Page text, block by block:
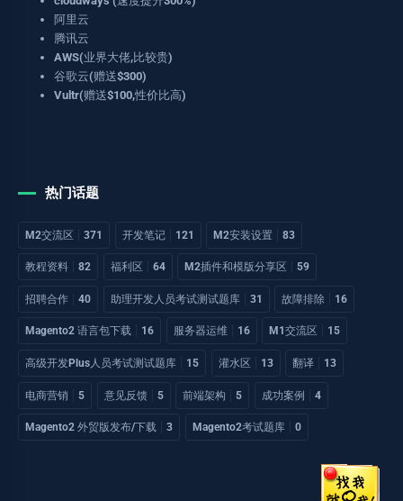
阿里云
腾讯云
AWS(业界大佬,比较贵)
谷歌云(赠送$300)
Vultr(赠送$100,性价比高)
热门话题
M2交流区 371 开发笔记 121 M2安装设置 83
教程资料 82 福利区 64 M2插件和模版分享区 59
招聘合作 40 助理开发人员考试测试题库 31 故障排除 16
Magento2 语言包下载 16 服务器运维 16 M1交流区 15
高级开发Plus人员考试测试题库 15 灌水区 13 翻译 13
电商营销 5 意见反馈 5 前端架构 5 成功案例 4
Magento2 外贸版发布/下载 3 Magento2考试题库 0